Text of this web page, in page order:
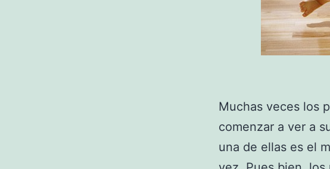
Muchas veces los
comenzar a ver a
una de ellas es el